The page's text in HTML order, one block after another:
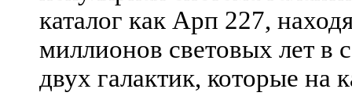
каталог как Арп 227,
миллионов световых лет в
двух галактик, которые на